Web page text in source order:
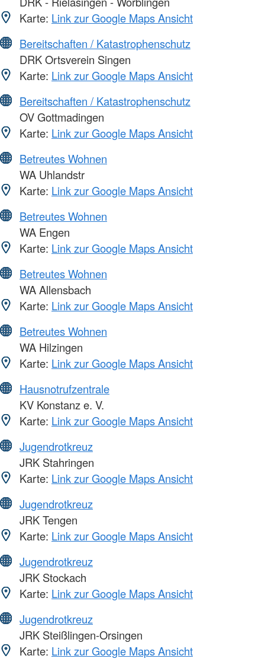
Karte: Link zur Google Maps Ansicht
Bereitschaften / Katastrophenschutz
DRK Ortsverein Singen
Karte: Link zur Google Maps Ansicht
Bereitschaften / Katastrophenschutz
OV Gottmadingen
Karte: Link zur Google Maps Ansicht
Betreutes Wohnen
WA Uhlandstr
Karte: Link zur Google Maps Ansicht
Betreutes Wohnen
WA Engen
Karte: Link zur Google Maps Ansicht
Betreutes Wohnen
WA Allensbach
Karte: Link zur Google Maps Ansicht
Betreutes Wohnen
WA Hilzingen
Karte: Link zur Google Maps Ansicht
Hausnotrufzentrale
KV Konstanz e. V.
Karte: Link zur Google Maps Ansicht
Jugendrotkreuz
JRK Stahringen
Karte: Link zur Google Maps Ansicht
Jugendrotkreuz
JRK Tengen
Karte: Link zur Google Maps Ansicht
Jugendrotkreuz
JRK Stockach
Karte: Link zur Google Maps Ansicht
Jugendrotkreuz
JRK Steißlingen-Orsingen
Karte: Link zur Google Maps Ansicht